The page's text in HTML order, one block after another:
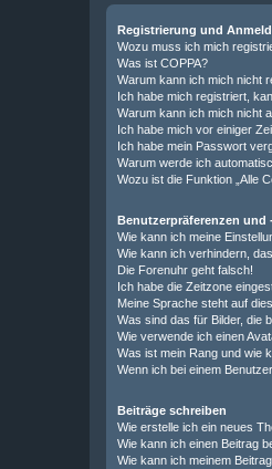
Registrierung und
Wozu muss ich mich
Was ist COPPA?
Warum kann ich mich nicht
Ich habe mich registriert,
Warum kann ich mich nicht
Ich habe mich vor einiger
Ich habe mein Passwort
Warum werde ich
Wozu ist die Funktion „Alle
Benutzerpräferenzen und
Wie kann ich meine
Wie kann ich verhindern,
Die Forenuhr geht falsch!
Ich habe die Zeitzone
Meine Sprache steht auf
Was sind das für Bilder, die
Wie verwende ich einen
Was ist mein Rang und wie
Wenn ich bei einem
Beiträge schreiben
Wie erstelle ich ein neues
Wie kann ich einen Beitrag
Wie kann ich meinem